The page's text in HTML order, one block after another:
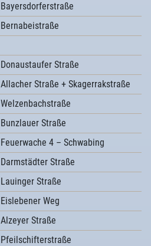
Bayersdorferstraße
Bernabeistraße
Donaustaufer Straße
Allacher Straße + Skagerrakstraße
Welzenbachstraße
Bunzlauer Straße
Feuerwache 4 – Schwabing
Darmstädter Straße
Lauinger Straße
Eislebener Weg
Alzeyer Straße
Pfeilschifterstraße